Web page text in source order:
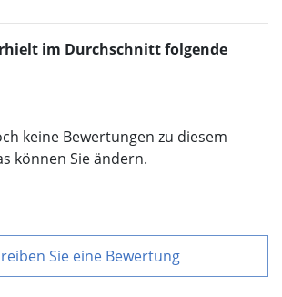
im Durchschnitt folgende
keine Bewertungen zu diesem
können Sie ändern.
Sie eine Bewertung